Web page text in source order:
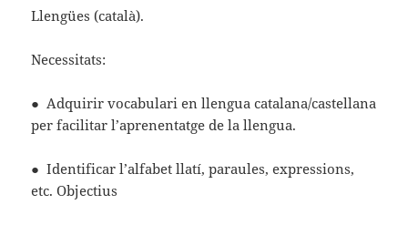
Llengües (català).
Necessitats:
● Adquirir vocabulari en llengua catalana/castellana
per facilitar l’aprenentatge de la llengua.
● Identificar l’alfabet llatí, paraules, expressions,
etc. Objectius